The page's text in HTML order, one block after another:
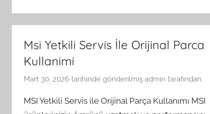
Msi Yetkili Servis İle Orijinal Parca
Kullanimi
Mart 30, 2026 tarihinde gönderilmiş admin tarafından
MSI Yetkili Servis ile Orijinal Parça Kullanımı MSI